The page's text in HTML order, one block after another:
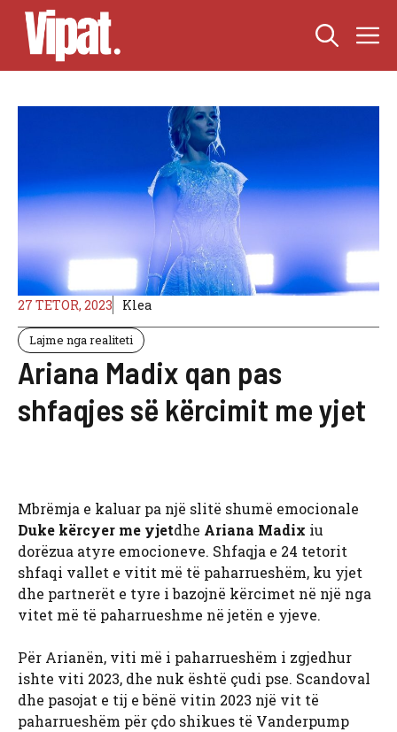
Skip
content
27 TETOR, 2023 Klea
Lajme nga realiteti
Ariana Madix qan pas
shfaqjes së kërcimit me yjet
Mbrëmja e kaluar pa një slitë shumë emocionale
Duke kërcyer me yjetdhe Ariana Madix iu
dorëzua atyre emocioneve. Shfaqja e 24 tetorit
shfaqi vallet e vitit më të paharrueshëm, ku yjet
dhe partnerët e tyre i bazojnë kërcimet në një nga
vitet më të paharrueshme në jetën e yjeve.
Për Arianën, viti më i paharrueshëm i zgjedhur
ishte viti 2023, dhe nuk është çudi pse. Scandoval
dhe pasojat e tij e bënë vitin 2023 një vit të
paharrueshëm për çdo shikues të Vanderpump